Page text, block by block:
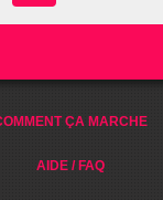
en
ÇA MARCHE
AIDE / FAQ